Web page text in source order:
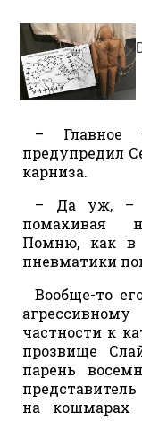
–
предупредил
карниза.
– Да уж, –
помахивая
Помню, как
пневматики
Вообще-то
частности к
прозвище
парень
на кошмарах